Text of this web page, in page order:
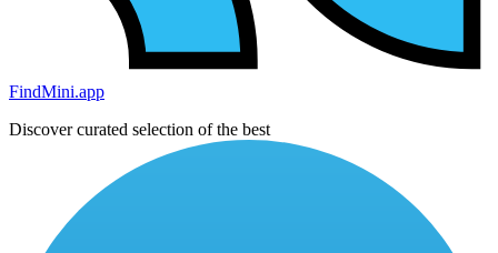
FindMini.app
Discover curated selection of the best